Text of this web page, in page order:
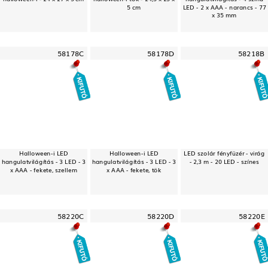
5 cm
LED - 2 x AAA - narancs - 77
x 35 mm
58178C
Halloween-i LED
hangulatvilágítás - 3 LED - 3
x AAA - fekete, szellem
58178D
Halloween-i LED
hangulatvilágítás - 3 LED - 3
x AAA - fekete, tök
58218B
LED szolár fényfüzér - virág
- 2,3 m - 20 LED - színes
58220C 58220D 58220E